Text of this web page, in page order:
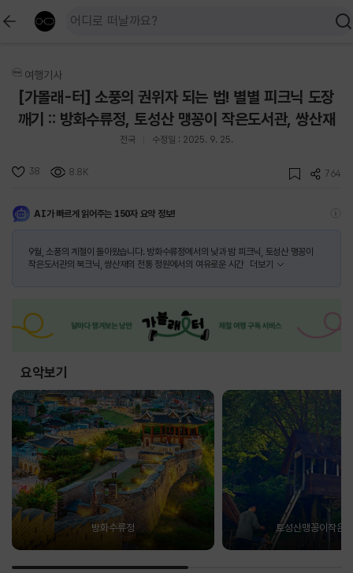
여행기사
[가볼래-터] 소풍의 권위자 되는 법! 별별 피크닉 도장
깨기 :: 방화수류정, 토성산 맹꽁이 작은도서관, 쌍산재
전국 수정일 : 2025. 9. 25.
38 8.8K 764
AI가 빠르게 읽어주는 150자 요약 정보!
9월, 소풍의 계절이 돌아왔습니다. 방화수류정에서의 낮과 밤 피크닉, 토성산 맹꽁이
작은도서관의 북크닉, 쌍산재의 전통 정원에서의 여유로운 시간
더보기
요악보기
방화수류정 토성산맹꽁이작은